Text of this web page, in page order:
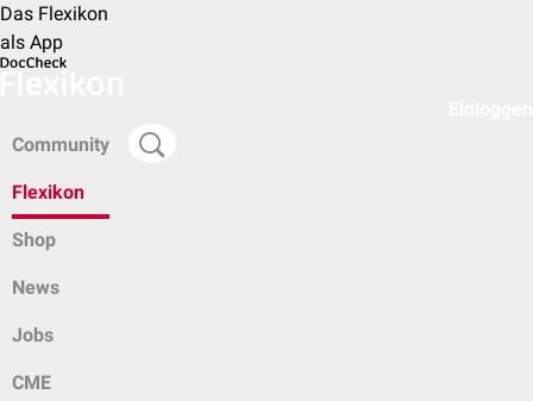
Das Flexikon
als App
Community
Flexikon
Shop
News
Jobs
CME